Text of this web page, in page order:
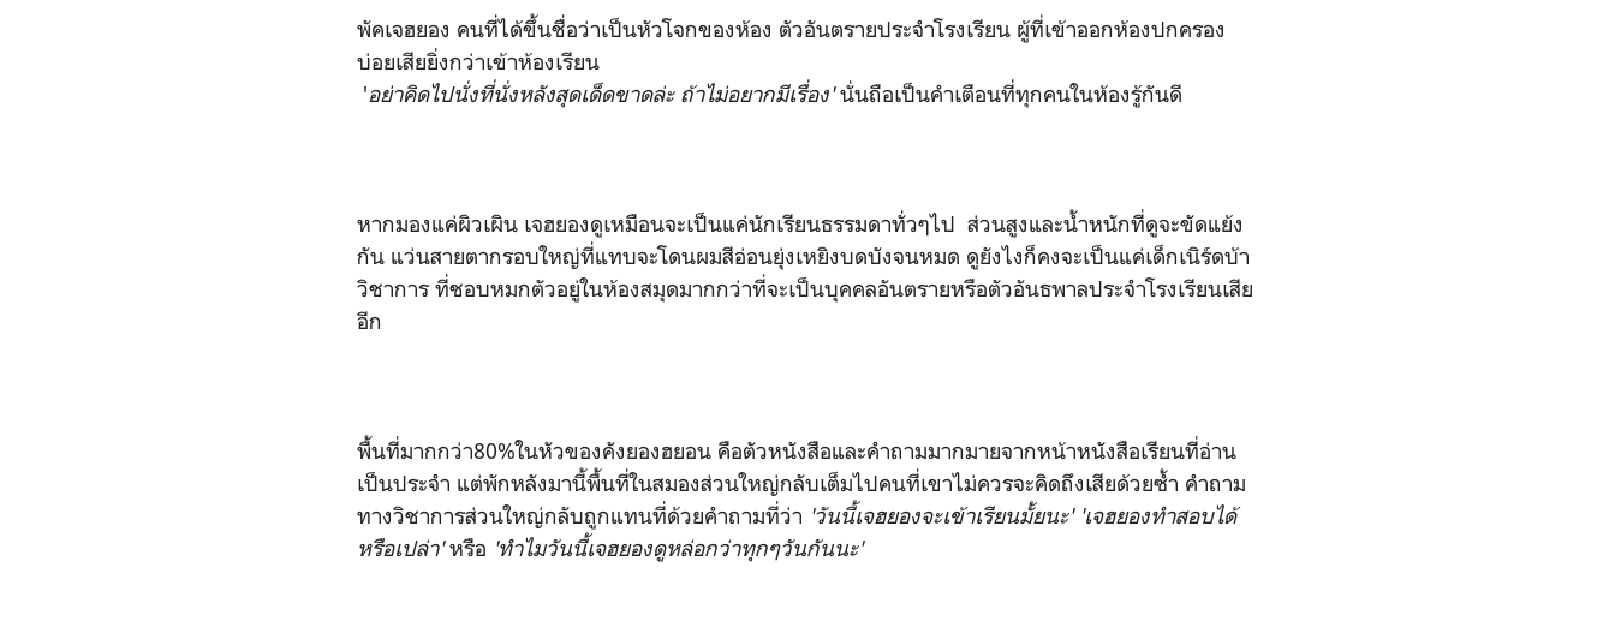
พัคเจฮยอง คนที่ได้ขึ้นชื่อว่าเป็นหัวโจกของห้อง ตัวอันตรายประจำโรงเรียน ผู้ที่เข้าออกห้องปกครอง
บ่อยเสียยิ่งกว่าเข้าห้องเรียน
'อย่าคิดไปนั่งที่นั่งหลังสุดเด็ดขาดล่ะ ถ้าไม่อยากมีเรื่อง'นั่นถือเป็นคำเตือนที่ทุกคนในห้องรู้กันดี
หากมองแค่ผิวเผิน เจฮยองดูเหมือนจะเป็นแค่นักเรียนธรรมดาทั่วๆไป ส่วนสูงและนํ้าหนักที่ดูจะขัดแย้ง
กัน แว่นสายตากรอบใหญ่ที่แทบจะโดนผมสีอ่อนยุ่งเหยิงบดบังจนหมด ดูยังไงก็คงจะเป็นแค่เด็กเนิร์ดบ้า
วิชาการ ที่ชอบหมกตัวอยู่ในห้องสมุดมากกว่าที่จะเป็นบุคคลอันตรายหรือตัวอันธพาลประจำโรงเรียนเสีย
อีก
พื้นที่มากกว่า80%ในหัวของคังยองฮยอน คือตัวหนังสือและคำถามมากมายจากหน้าหนังสือเรียนที่อ่าน
เป็นประจำ แต่พักหลังมานี้พื้นที่ในสมองส่วนใหญ่กลับเต็มไปคนที่เขาไม่ควรจะคิดถึงเสียด้วยซํ้า คำถาม
ทางวิชาการส่วนใหญ่กลับถูกแทนที่ด้วยคำถามที่ว่า 'วันนี้เจฮยองจะเข้าเรียนมั้ยนะ' 'เจฮยองทำสอบได้
หรือเปล่า'หรือ 'ทำไมวันนี้เจฮยองดูหล่อกว่าทุกๆวันกันนะ'